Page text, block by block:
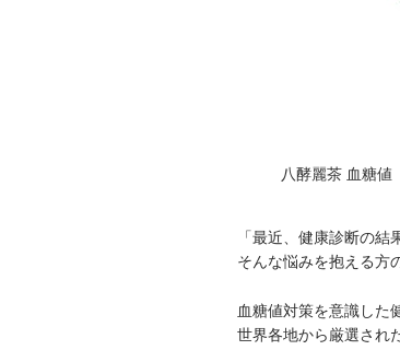
八酵麗茶 血糖値
「最近、健康診断の
そんな悩みを抱える方
血糖値対策を意識した
世界各地から厳選され